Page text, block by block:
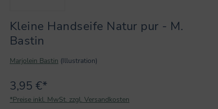
Kleine Handseife Natur pur - M.
Bastin
Marjolein Bastin (Illustration)
3,95 €*
*Preise inkl. MwSt. zzgl. Versandkosten